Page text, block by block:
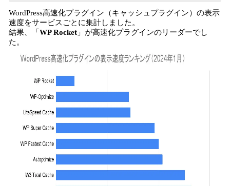
WordPress高速化プラグイン（キャッシュプラグイン）の表示
速度をサービスごとに集計しました。
結果、「 WP Rocket 」が高速化プラグインのリーダーでし
た。